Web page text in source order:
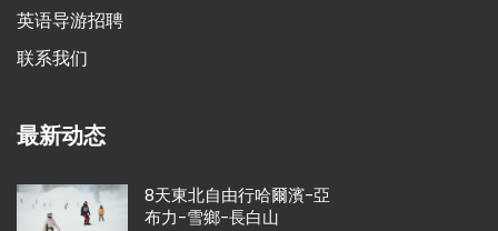
英语导游招聘
联系我们
最新动态
8天東北自由行哈爾濱-亞
布力-雪鄉-長白山